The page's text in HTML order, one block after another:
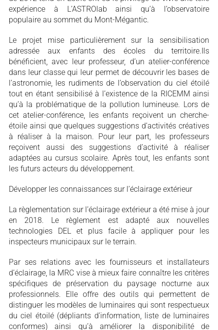
expérience à L’ASTROlab ainsi qu’à l’observatoire
populaire au sommet du Mont-Mégantic.
Le projet mise particulièrement sur la sensibilisation
adressée aux enfants des écoles du territoire.Ils
bénéficient, avec leur professeur, d’un atelier-conférence
dans leur classe qui leur permet de découvrir les bases de
l’astronomie, les rudiments de l’observation du ciel étoilé
tout en étant sensibilisé à l’existence de la RICEMM ainsi
qu’à la problématique de la pollution lumineuse. Lors de
cet atelier-conférence, les enfants reçoivent un cherche-
étoile ainsi que quelques suggestions d’activités créatives
à réaliser à la maison. Pour leur part, les professeurs
reçoivent aussi des suggestions d’activité à réaliser
adaptées au cursus scolaire. Après tout, les enfants sont
les futurs acteurs du développement.
Développer les connaissances sur l’éclairage extérieur
La règlementation sur l’éclairage extérieur a été mise à jour
en 2018. Le règlement est adapté aux nouvelles
technologies DEL et plus facile à appliquer pour les
inspecteurs municipaux sur le terrain.
Par ses relations avec les fournisseurs et installateurs
d’éclairage, la MRC vise à mieux faire connaître les critères
spécifiques de préservation du paysage nocturne aux
professionnels. Elle offre des outils qui permettent de
distinguer les modèles de luminaires qui sont respectueux
du ciel étoilé (dépliants d’information, liste de luminaires
conformes) ainsi qu’à améliorer la disponibilité de